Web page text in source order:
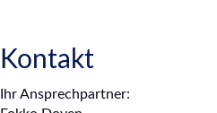
Kontakt
Ihr Ansprechpartner: